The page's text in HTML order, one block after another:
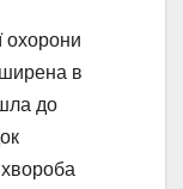
охорони
в
до
хвороба